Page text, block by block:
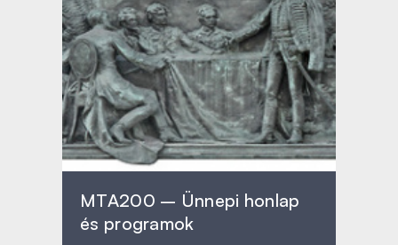
MTA200 – Ünnepi honlap
és programok